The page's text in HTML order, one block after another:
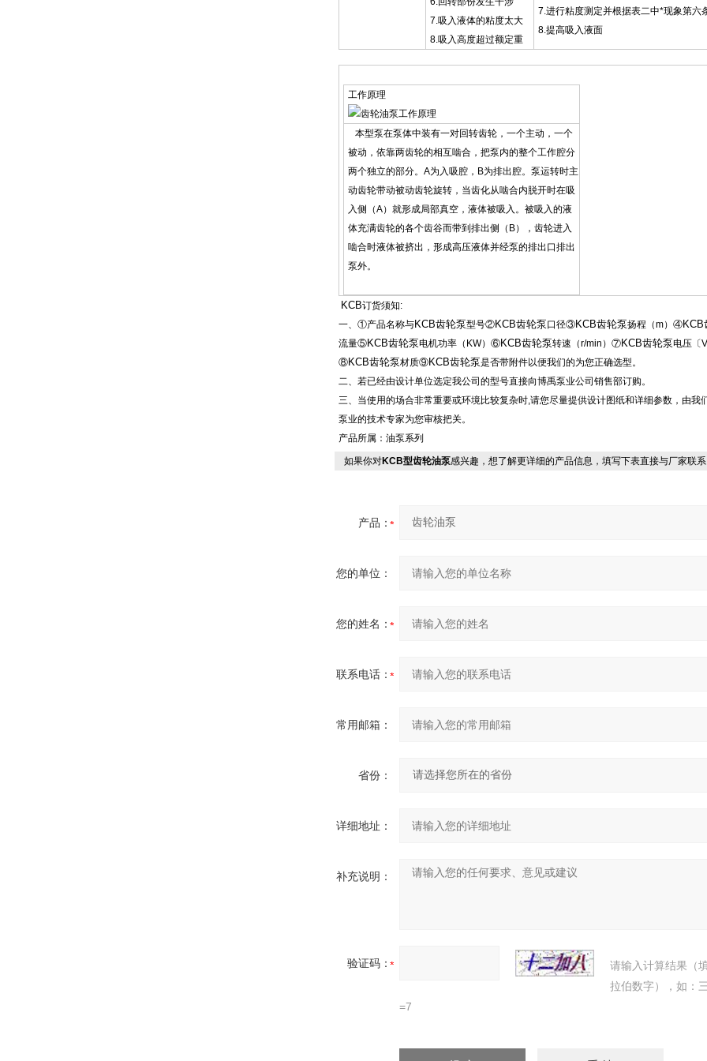
7.吸入液体的粘度太大
8.吸入高度超过额定重
7.进行粘度测定并根据表二中*现象第六
8.提高吸入液面
工作原理
本型泵在泵体中装有一对回转齿轮，一个主动，一个
被动，依靠两齿轮的相互啮合，把泵内的整个工作腔分
两个独立的部分。A为入吸腔，B为排出腔。泵运转时主
动齿轮带动被动齿轮旋转，当齿化从啮合内脱开时在吸
入侧（A）就形成局部真空，液体被吸入。被吸入的液
体充满齿轮的各个齿谷而带到排出侧（B），齿轮进入
啮合时液体被挤出，形成高压液体并经泵的排出口排出
泵外。
KCB订货须知:
一、①产品名称与KCB齿轮泵型号②KCB齿轮泵口径③KCB齿轮泵扬程（m）④KCB
流量⑤KCB齿轮泵电机功率（KW）⑥KCB齿轮泵转速（r/min）⑦KCB齿轮泵电压〔V
⑧KCB齿轮泵材质⑨KCB齿轮泵是否带附件以便我们的为您正确选型。
二、若已经由设计单位选定我公司的型号直接向博禹泵业公司销售部订购。
三、当使用的场合非常重要或环境比较复杂时,请您尽量提供设计图纸和详细参数，由我
泵业的技术专家为您审核把关。
产品所属： 油泵系列
如果你对KCB型齿轮油泵感兴趣，想了解更详细的产品信息，填写下表直接与厂家联系
产品：
您的单位：
您的姓名：
联系电话：
常用邮箱：
省份：
详细地址：
补充说明：
验证码：
请输入计算结果（
拉伯数字），如：
=7